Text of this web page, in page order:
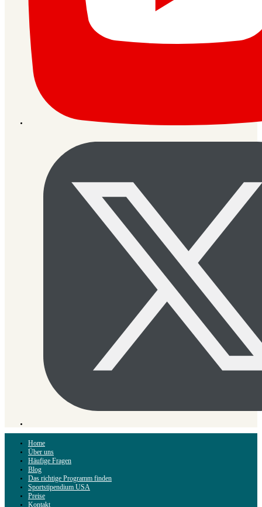
Home
Über uns
Häufige Fragen
Blog
Das richtige Programm finden
Sportstipendium USA
Preise
Kontakt